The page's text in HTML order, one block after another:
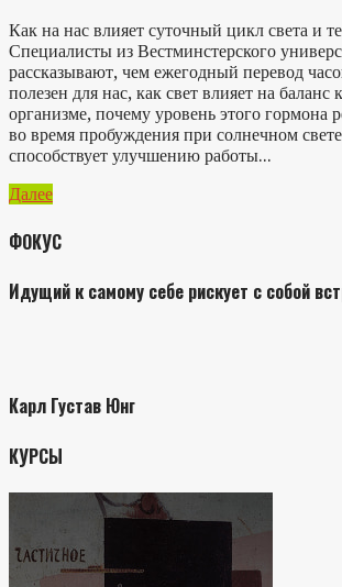
Как на нас влияет суточный цикл света и
Специалисты из Вестминстерского
рассказывают, чем ежегодный перевод
полезен для нас, как свет влияет на баланс
организме, почему уровень этого гормона
во время пробуждения при солнечном
способствует улучшению работы...
Далее
ФОКУС
Идущий к самому себе рискует с собой
Карл Густав Юнг
КУРСЫ